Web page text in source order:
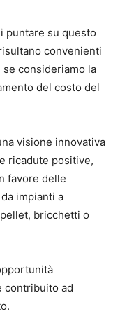
puntare su questo
convenienti
consideriamo la
del costo del
visione innovativa
ricadute positive,
favore delle
impianti a
bricchetti o
contribuito ad